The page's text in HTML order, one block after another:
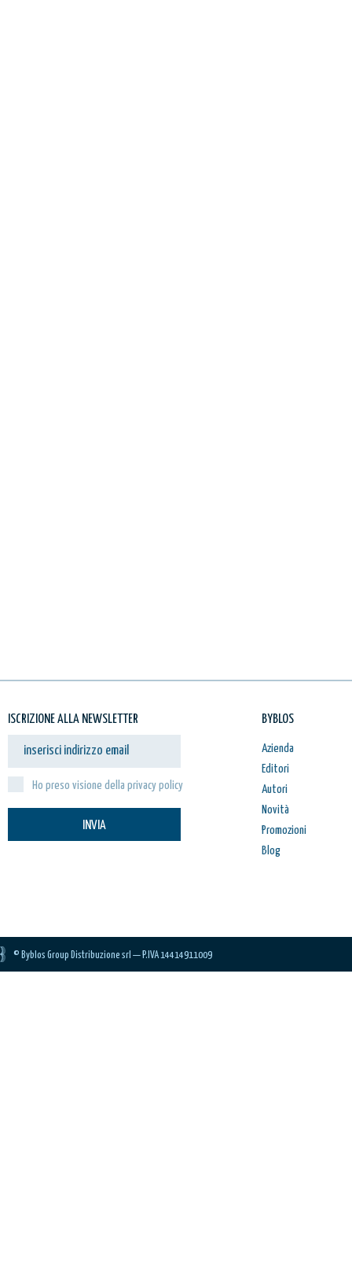
ISCRIZIONE ALLA NEWSLETTER
Ho preso visione della privacy policy
INVIA
BYBLOS
Azienda
Editori
Autori
Novità
Promozioni
Blog
© Byblos Group Distribuzione srl — P.IVA 14414911009